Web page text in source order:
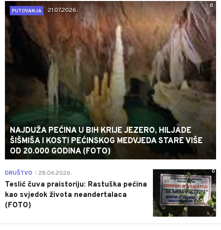
0
PUTOVANJA
21.07.2026.
NAJDUŽA PEĆINA U BIH KRIJE JEZERO, HILJADE
ŠIŠMIŠA I KOSTI PEĆINSKOG MEDVJEDA STARE VIŠE
OD 20.000 GODINA (FOTO)
0
DRUŠTVO 28.06.2026.
Teslić čuva praistoriju: Rastuška pećina
kao svjedok života neandertalaca
(FOTO)